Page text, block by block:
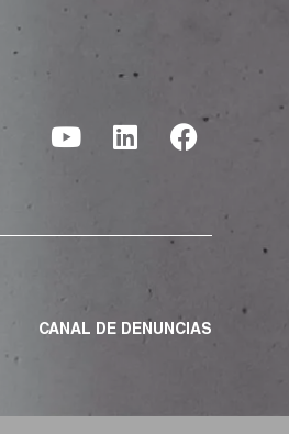
CANAL DE DENUNCIAS